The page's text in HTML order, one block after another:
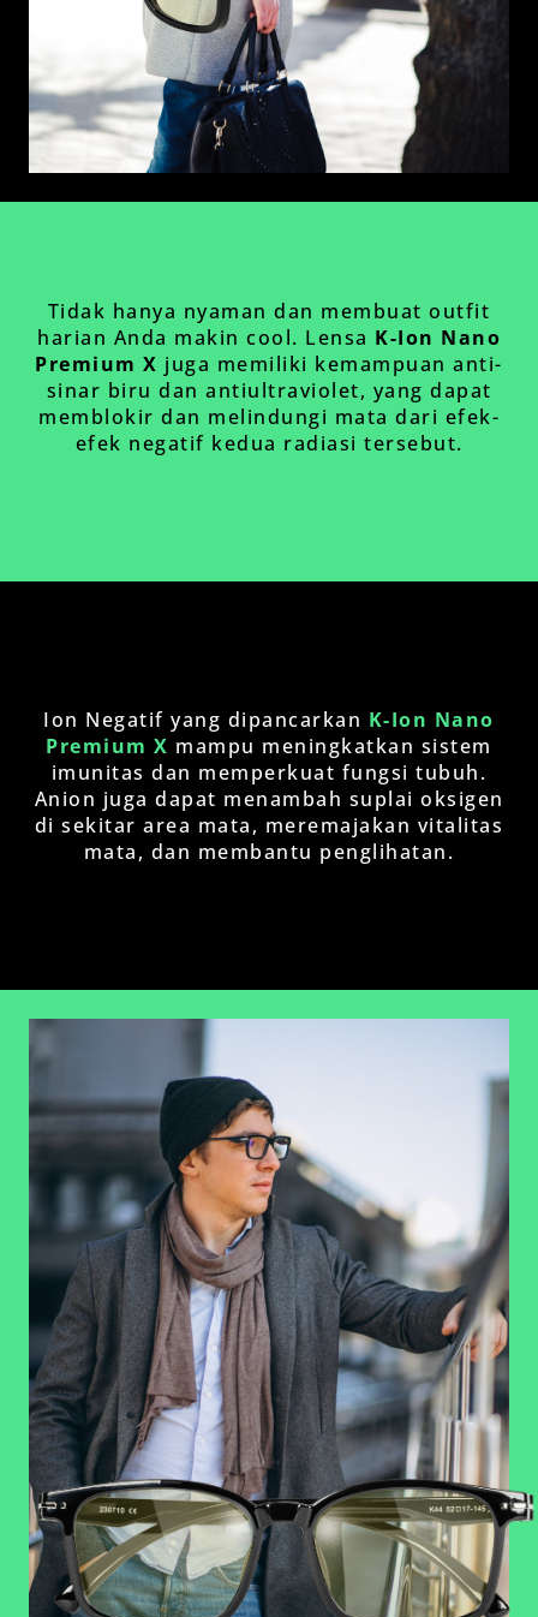
Tidak hanya nyaman dan membuat outfit
harian Anda makin cool. Lensa K-Ion Nano
Premium X juga memiliki kemampuan anti-
sinar biru dan antiultraviolet, yang dapat
memblokir dan melindungi mata dari efek-
efek negatif kedua radiasi tersebut.
Ion Negatif yang dipancarkan K-Ion Nano
Premium X mampu meningkatkan sistem
imunitas dan memperkuat fungsi tubuh.
Anion juga dapat menambah suplai oksigen
di sekitar area mata, meremajakan vitalitas
mata, dan membantu penglihatan.